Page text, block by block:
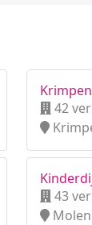
42
43